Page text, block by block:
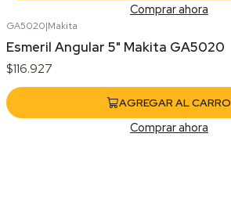
Comprar ahora
GA5020|Makita
Esmeril Angular 5" Makita GA5020
$116.927
AGREGAR AL CARRO
Comprar ahora